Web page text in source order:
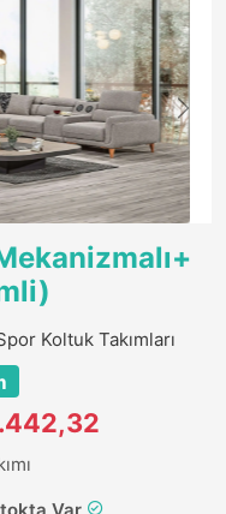
Next
Koltuk Takımları
Var